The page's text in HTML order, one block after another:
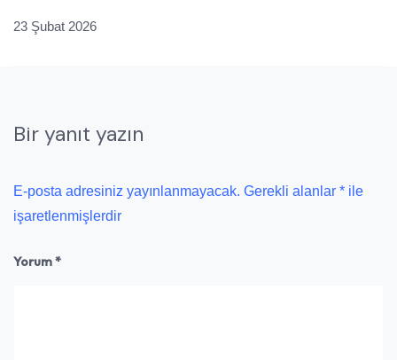
23 Şubat 2026
Bir yanıt yazın
E-posta adresiniz yayınlanmayacak. Gerekli alanlar * ile
işaretlenmişlerdir
Yorum*